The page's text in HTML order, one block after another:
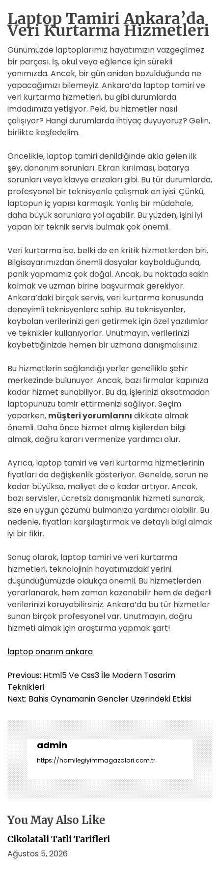
Laptop Tamiri Ankara’da
Veri Kurtarma Hizmetleri
Günümüzde laptoplarımız hayatımızın vazgeçilmez
bir parçası. İş, okul veya eğlence için sürekli
yanımızda. Ancak, bir gün aniden bozulduğunda ne
yapacağımızı bilemeyiz. Ankara’da laptop tamiri ve
veri kurtarma hizmetleri, bu gibi durumlarda
imdadımıza yetişiyor. Peki, bu hizmetler nasıl
çalışıyor? Hangi durumlarda ihtiyaç duyuyoruz? Gelin,
birlikte keşfedelim.
Öncelikle, laptop tamiri denildiğinde akla gelen ilk
şey, donanım sorunları. Ekran kırılması, batarya
sorunları veya klavye arızaları gibi. Bu tür durumlarda,
profesyonel bir teknisyenle çalışmak en iyisi. Çünkü,
laptopun iç yapısı karmaşık. Yanlış bir müdahale,
daha büyük sorunlara yol açabilir. Bu yüzden, işini iyi
yapan bir teknik servis bulmak çok önemli.
Veri kurtarma ise, belki de en kritik hizmetlerden biri.
Bilgisayarımızdan önemli dosyalar kaybolduğunda,
panik yapmamız çok doğal. Ancak, bu noktada sakin
kalmak ve uzman birine başvurmak gerekiyor.
Ankara’daki birçok servis, veri kurtarma konusunda
deneyimli teknisyenlere sahip. Bu teknisyenler,
kaybolan verilerinizi geri getirmek için özel yazılımlar
ve teknikler kullanıyorlar. Unutmayın, verilerinizi
kaybettiğinizde hemen bir uzmana danışmalısınız.
Bu hizmetlerin sağlandığı yerler genellikle şehir
merkezinde bulunuyor. Ancak, bazı firmalar kapınıza
kadar hizmet sunabiliyor. Bu da, işlerinizi aksatmadan
laptopunuzu tamir ettirmenizi sağlıyor. Seçim
yaparken, müşteri yorumlarını dikkate almak
önemli. Daha önce hizmet almış kişilerden bilgi
almak, doğru kararı vermenize yardımcı olur.
Ayrıca, laptop tamiri ve veri kurtarma hizmetlerinin
fiyatları da değişkenlik gösteriyor. Genelde, sorun ne
kadar büyükse, maliyet de o kadar artıyor. Ancak,
bazı servisler, ücretsiz danışmanlık hizmeti sunarak,
size en uygun çözümü bulmanıza yardımcı olabilir. Bu
nedenle, fiyatları karşılaştırmak ve detaylı bilgi almak
iyi bir fikir.
Sonuç olarak, laptop tamiri ve veri kurtarma
hizmetleri, teknolojinin hayatımızdaki yerini
düşündüğümüzde oldukça önemli. Bu hizmetlerden
yararlanarak, hem zaman kazanabilir hem de değerli
verilerinizi koruyabilirsiniz. Ankara’da bu tür hizmetler
sunan birçok profesyonel var. Unutmayın, doğru
hizmeti almak için araştırma yapmak şart!
laptop onarım ankara
Y
a
z
g
e
z
i
n
m
e
i
Previous: Html5 Ve Css3 İle Modern Tasarim
Teknikleri
Next: Bahis Oynamanin Gencler Uzerindeki Etkisi
admin
https://hamilegiyimmagazalari.com.tr
You May Also Like
Cikolatali Tatli Tarifleri
Ağustos 5, 2026